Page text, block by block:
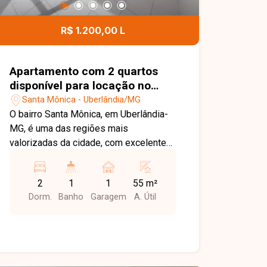
R$ 1.200,00 L
Apartamento com 2 quartos
disponível para locação no
bairro Santa Mônica em
Uberlândia-MG
Santa Mônica - Uberlândia/MG
O bairro Santa Mônica, em Uberlândia-
MG, é uma das regiões mais
valorizadas da cidade, com excelente
principais avenidas. Próximo à UFU,
supermercados, escolas, farmácias,
restaurantes e diversos comércios,
2
Dorm.
1
Banho
1
Garagem
55 m²
A. Útil